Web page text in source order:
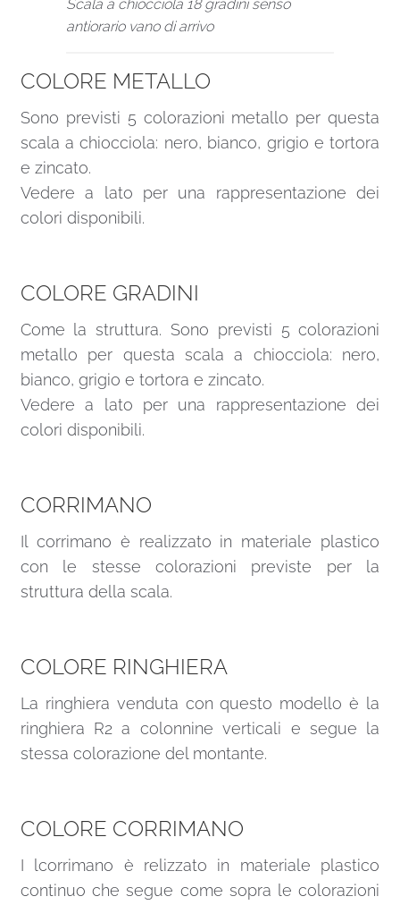
Scala a chiocciola 18 gradini senso
antiorario vano di arrivo
COLORE METALLO
Sono previsti 5 colorazioni metallo per questa
scala a chiocciola: nero, bianco, grigio e tortora
e zincato.
Vedere a lato per una rappresentazione dei
colori disponibili.
COLORE GRADINI
Come la struttura. Sono previsti 5 colorazioni
metallo per questa scala a chiocciola: nero,
bianco, grigio e tortora e zincato.
Vedere a lato per una rappresentazione dei
colori disponibili.
CORRIMANO
Il corrimano è realizzato in materiale plastico
con le stesse colorazioni previste per la
struttura della scala.
COLORE RINGHIERA
La ringhiera venduta con questo modello è la
ringhiera R2 a colonnine verticali e segue la
stessa colorazione del montante.
COLORE CORRIMANO
I lcorrimano è relizzato in materiale plastico
continuo che segue come sopra le colorazioni